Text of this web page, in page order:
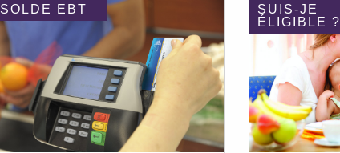
SOLDE EBT
SUIS-JE
ÉLIGIBLE ?